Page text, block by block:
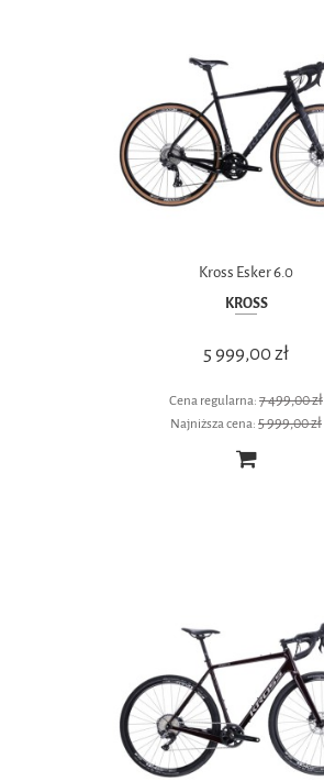
Kross Esker 6.0
KROSS
5 999,00 zł
Cena regularna:7 499,00 zł
Najniższa cena:5 999,00 zł